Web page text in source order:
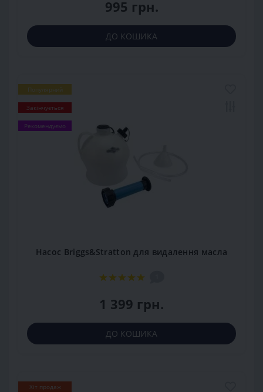
995 грн.
ДО КОШИКА
Популярний
Закінчується
Рекомендуємо
Насос Briggs&Stratton для видалення масла
1 399 грн.
ДО КОШИКА
Хіт продаж